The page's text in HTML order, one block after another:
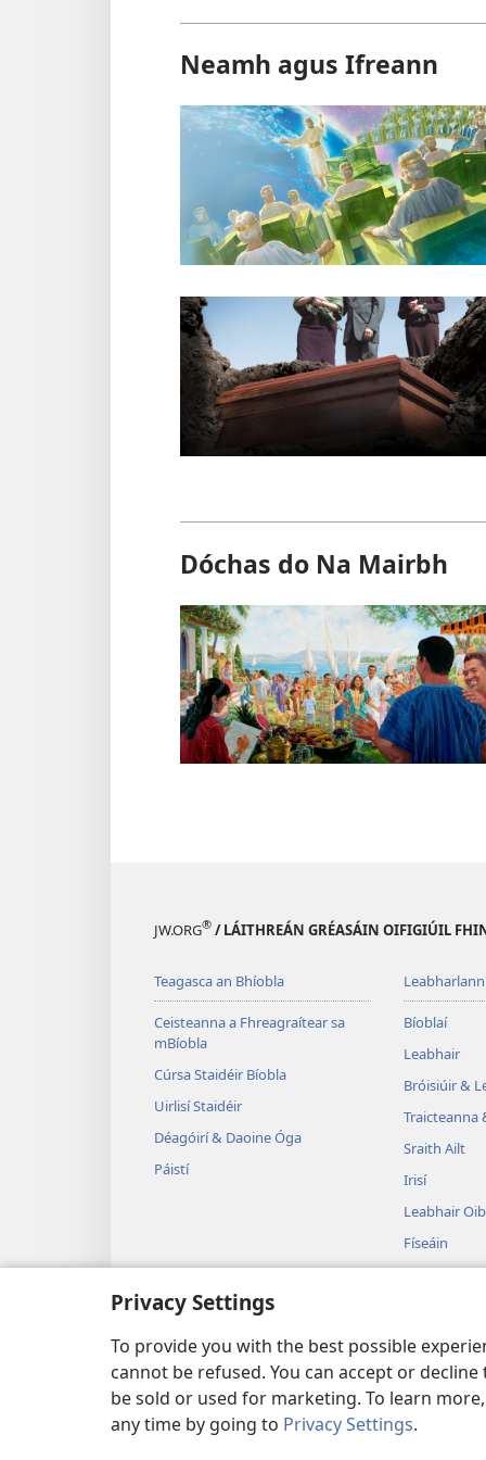
Privacy Settings
To provide you with the best possible
cannot be refused. You can accept or
be sold or used for marketing. To learn
any time by going to Privacy Settings.
Neamh agus Ifreann
Dóchas do Na Mairbh
JW.ORG® / LÁITHREÁN GRÉASÁIN OIFIGIÚIL
Teagasca an Bhíobla
Ceisteanna a Fhreagraítear sa
mBíobla
Cúrsa Staidéir Bíobla
Uirlisí Staidéir
Déagóirí & Daoine Óga
Páistí
Leabharlann
Bíoblaí
Leabhair
Bróisiúir &
Traicteanna
Sraith Ailt
Irisí
Leabhair
Físeáin
Ceol
Copyright© 2026 Watch Tower